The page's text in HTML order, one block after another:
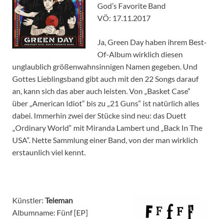
God’s Favorite Band
VÖ: 17.11.2017
Ja, Green Day haben ihrem Best-
Of-Album wirklich diesen
unglaublich größenwahnsinnigen Namen gegeben. Und
Gottes Lieblingsband gibt auch mit den 22 Songs darauf
an, kann sich das aber auch leisten. Von „Basket Case“
über „American Idiot“ bis zu „21 Guns“ ist natürlich alles
dabei. Immerhin zwei der Stücke sind neu: das Duett
„Ordinary World“ mit Miranda Lambert und „Back In The
USA“. Nette Sammlung einer Band, von der man wirklich
erstaunlich viel kennt.
Künstler: Teleman
Albumname: Fünf [EP]